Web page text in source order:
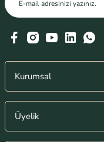
fiyatmıdır
Yorum Yaz
Kurumsal
Üyelik